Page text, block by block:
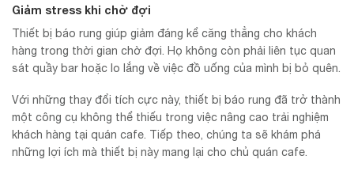
Giảm stress khi chờ đợi
Thiết bị báo rung giúp giảm đáng kể căng thẳng cho khách
hàng trong thời gian chờ đợi. Họ không còn phải liên tục quan
sát quầy bar hoặc lo lắng về việc đồ uống của mình bị bỏ quên.
Với những thay đổi tích cực này, thiết bị báo rung đã trở thành
một công cụ không thể thiếu trong việc nâng cao trải nghiệm
khách hàng tại quán cafe. Tiếp theo, chúng ta sẽ khám phá
những lợi ích mà thiết bị này mang lại cho chủ quán cafe.